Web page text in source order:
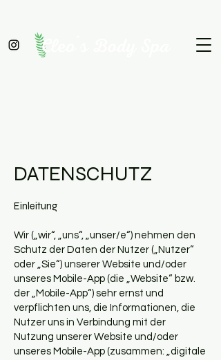
DATENSCHUTZ
Einleitung
Wir („wir“, „uns“, „unser/e“) nehmen den
Schutz der Daten der Nutzer („Nutzer“
oder „Sie“) unserer Website und/oder
unseres Mobile-App (die „Website“ bzw.
der „Mobile-App“) sehr ernst und
verpflichten uns, die Informationen, die
Nutzer uns in Verbindung mit der
Nutzung unserer Website und/oder
unseres Mobile-App (zusammen: „digitale